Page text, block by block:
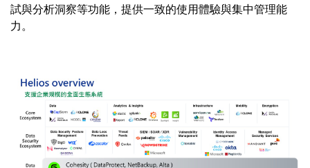
試與分析洞察等功能，提供一致的使用體驗與集中管理能
力。